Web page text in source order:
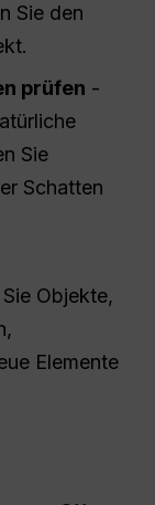
Sie den
prüfen -
Sie
Schatten
Objekte,
Elemente